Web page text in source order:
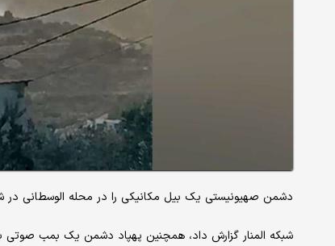
دشمن صهیونیستی یک بیل مکانیکی را در محله الوسطانی در
شبکه المنار گزارش داد، همچنین پهپاد دشمن یک بمب